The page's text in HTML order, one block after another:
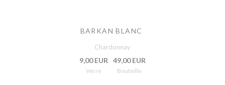
BARKAN BLANC
Chardonnay
9,00 EUR
Verre
49,00 EUR
Bouteille